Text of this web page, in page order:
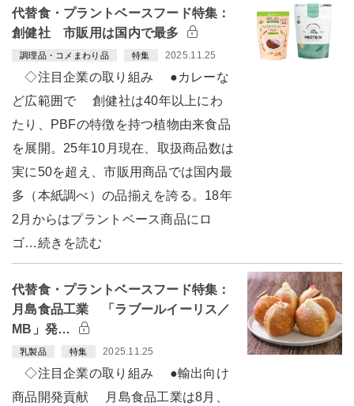
代替食・プラントベースフード特集：
創健社 市販用は国内で最多
調理品・コメまわり品 特集 2025.11.25
◇注目企業の取り組み ●カレーな
ど広範囲で 創健社は40年以上にわ
たり、PBFの特徴を持つ植物由来食品
を展開。25年10月現在、取扱商品数は
実に50を超え、市販用商品では国内最
多（本紙調べ）の品揃えを誇る。18年
2月からはプラントベース商品にロ
ゴ…続きを読む
代替食・プラントベースフード特集：
月島食品工業 「ラブールイーリス／
MB」発…
乳製品 特集 2025.11.25
◇注目企業の取り組み ●輸出向け
商品開発貢献 月島食品工業は8月、